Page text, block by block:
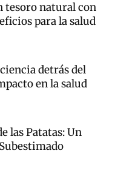
tesoro natural con
para la salud
detrás del
en la salud
las Patatas: Un